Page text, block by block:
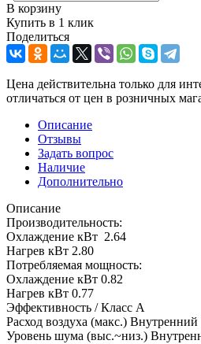
В корзину
Купить в 1 клик
Поделиться
Цена действительна только для
отличаться от цен в розничных
Описание
Отзывы
Задать вопрос
Наличие
Дополнительно
Описание
Производительность:
Охлаждение кВт 2.64
Нагрев кВт 2.80
Потребляемая мощность:
Охлаждение кВт 0.82
Нагрев кВт 0.77
Эффективность / Класс А
Расход воздуха (макс.)
Уровень шума (выс.~низ.)